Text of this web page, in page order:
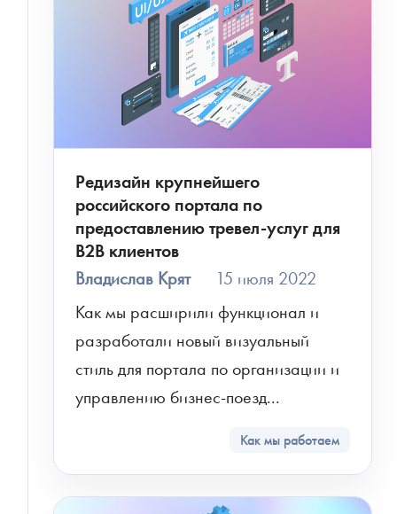
Редизайн крупнейшего
российского портала по
предоставлению тревел-услуг для
B2B клиентов
Владислав Крят
15 июля 2022
Как мы расширили функционал и
разработали новый визуальный
стиль для портала по организации и
управлению бизнес-поезд...
Как мы работаем